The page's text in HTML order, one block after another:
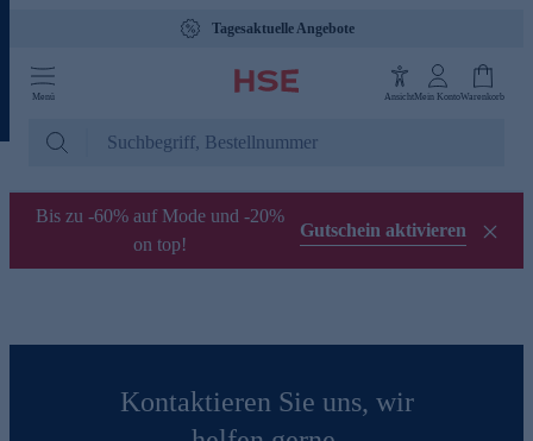
Tagesaktuelle Angebote
Menü AnsichtMein KontoWarenkorb
Bis zu -60% auf Mode und -20%
on top!
Gutschein aktivieren
Kontaktieren Sie uns, wir